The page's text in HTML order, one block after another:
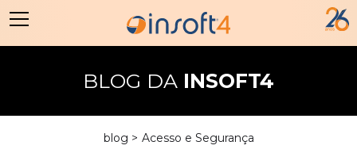
BLOG DAINSOFT4
blog > Acesso e Segurança